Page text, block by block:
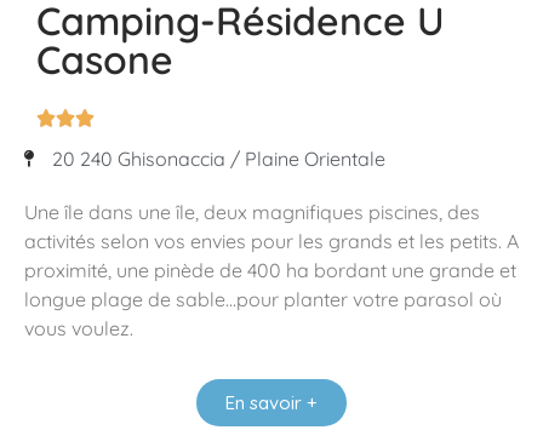
Camping-Résidence U
Casone

20 240 Ghisonaccia / Plaine Orientale
Une île dans une île, deux magnifiques piscines, des
activités selon vos envies pour les grands et les petits. A
proximité, une pinède de 400 ha bordant une grande et
longue plage de sable…pour planter votre parasol où
vous voulez.
En savoir +